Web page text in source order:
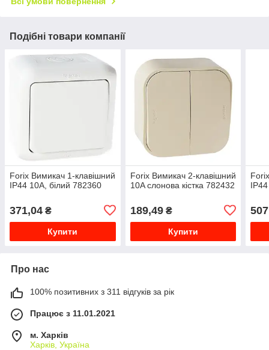
Подібні товари компанії
Forix Вимикач 1-клавішний
IP44 10A, білий 782360
371,04 ₴
Купити
Forix Вимикач 2-клавішний
10A слонова кістка 782432
189,49₴
Купити
Про нас
100% позитивних з 311 відгуків за рік
Працює з 11.01.2021
м. Харків
Харків, Україна